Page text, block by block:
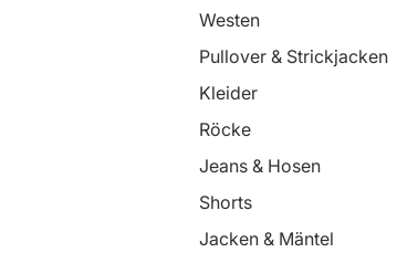
Westen
Pullover & Strickjacken
Kleider
Röcke
Jeans & Hosen
Shorts
Jacken & Mäntel